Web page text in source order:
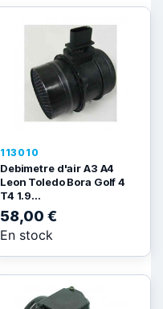
113010
Debimetre d'air A3 A4
Leon Toledo Bora Golf 4
T4 1.9...
58,00 €
En stock